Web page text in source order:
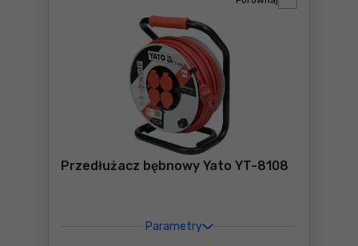
Przedłużacz bębnowy Yato YT-8108
Parametry